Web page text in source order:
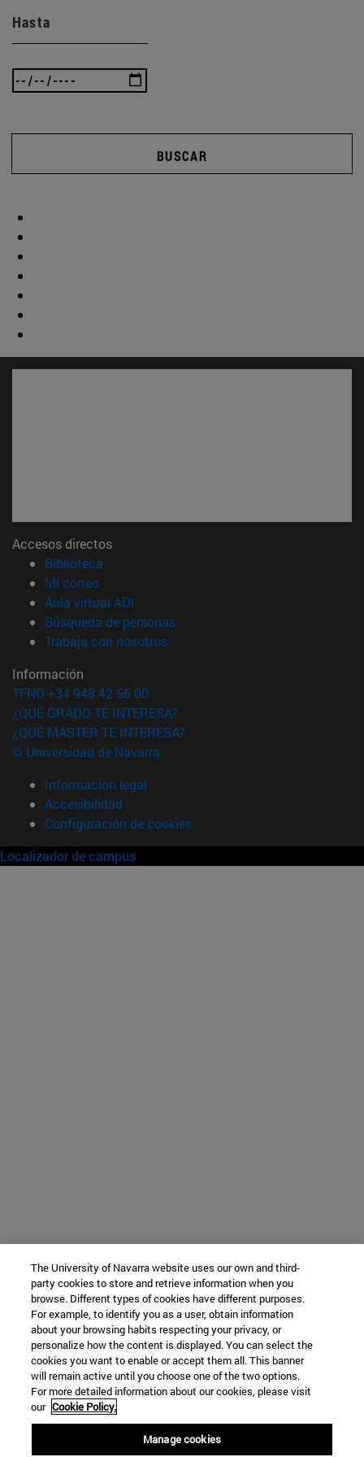
Hasta
BUSCAR
Accesos directos
Biblioteca
Mi correo(abre en nueva ventana)
Aula virtual ADI
Búsqueda de personas(abre en nueva ventana)
Trabaja con nosotros(abre en nueva ventana)
Información
TFNO +34 948 42 56 00
¿QUÉ GRADO TE INTERESA?
¿QUÉ MÁSTER TE INTERESA?
© Universidad de Navarra
Información legal
Accesibilidad
Configuración de cookies
Localizador de campus
The University of Navarra website uses our own and third-
party cookies to store and retrieve information when you
browse. Different types of cookies have different purposes.
For example, to identify you as a user, obtain information
about your browsing habits respecting your privacy, or
personalize how the content is displayed. You can select the
cookies you want to enable or accept them all. This banner
will remain active until you choose one of the two options.
For more detailed information about our cookies, please visit
our Cookie Policy.
Manage cookies